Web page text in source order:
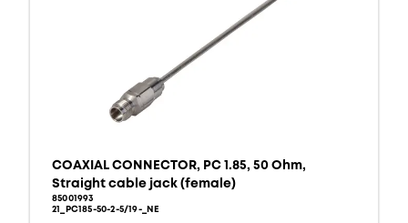
COAXIAL CONNECTOR, PC 1.85, 50 Ohm,
Straight cable jack (female)
85001993
21_PC185-50-2-5/19-_NE